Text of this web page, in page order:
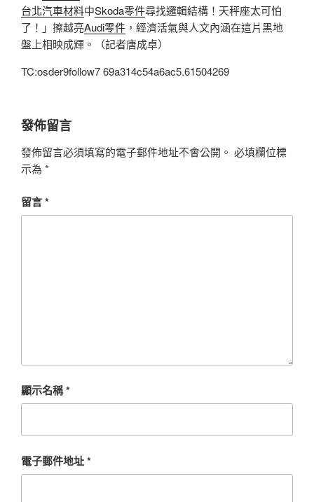
台北汽車材料中Skoda零件尋找邏輯結構！天秤座太可怕
了！」擦越亮Audi零件 ，經濟活氣與人文內涵在這片黑地
盤上相映成輝。（記者唐成卓）
TC:osder9follow7 69a314c54a6ac5.61504269
發佈留言
發佈留言必須填寫的電子郵件地址不會公開。 必填欄位標
示為 *
留言*
顯示名稱*
電子郵件地址*